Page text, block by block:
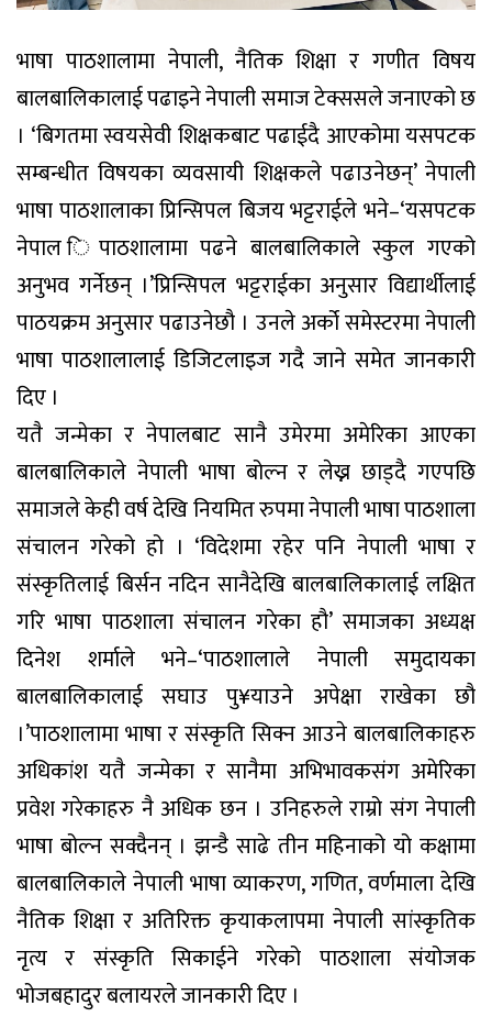
भाषा पाठशालामा नेपाली, नैतिक शिक्षा र गणीत विषय
बालबालिकालाई पढाइने नेपाली समाज टेक्ससले जनाएको छ
। ‘बिगतमा स्वयसेवी शिक्षकबाट पढाईदै आएकोमा यसपटक
सम्बन्धीत विषयका व्यवसायी शिक्षकले पढाउनेछन्’ नेपाली
भाषा पाठशालाका प्रिन्सिपल बिजय भट्टराईले भने–‘यसपटक
नेपाल िपाठशालामा पढने बालबालिकाले स्कुल गएको
अनुभव गर्नेछन् ।’प्रिन्सिपल भट्टराईका अनुसार विद्यार्थीलाई
पाठयक्रम अनुसार पढाउनेछौ । उनले अर्को समेस्टरमा नेपाली
भाषा पाठशालालाई डिजिटलाइज गदै जाने समेत जानकारी
दिए ।
यतै जन्मेका र नेपालबाट सानै उमेरमा अमेरिका आएका
बालबालिकाले नेपाली भाषा बोल्न र लेख्न छाड्दै गएपछि
समाजले केही वर्ष देखि नियमित रुपमा नेपाली भाषा पाठशाला
संचालन गरेको हो । ‘विदेशमा रहेर पनि नेपाली भाषा र
संस्कृतिलाई बिर्सन नदिन सानैदेखि बालबालिकालाई लक्षित
गरि भाषा पाठशाला संचालन गरेका हौ’ समाजका अध्यक्ष
दिनेश शर्माले भने–‘पाठशालाले नेपाली समुदायका
बालबालिकालाई सघाउ पु¥याउने अपेक्षा राखेका छौ
।’पाठशालामा भाषा र संस्कृति सिक्न आउने बालबालिकाहरु
अधिकांश यतै जन्मेका र सानैमा अभिभावकसंग अमेरिका
प्रवेश गरेकाहरु नै अधिक छन । उनिहरुले राम्रो संग नेपाली
भाषा बोल्न सक्दैनन् । झन्डै साढे तीन महिनाको यो कक्षामा
बालबालिकाले नेपाली भाषा व्याकरण, गणित, वर्णमाला देखि
नैतिक शिक्षा र अतिरिक्त कृयाकलापमा नेपाली सांस्कृतिक
नृत्य र संस्कृति सिकाईने गरेको पाठशाला संयोजक
भोजबहादुर बलायरले जानकारी दिए ।